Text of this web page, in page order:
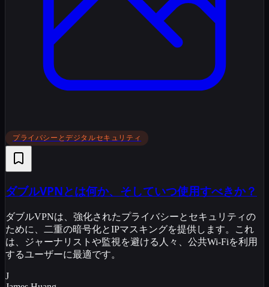
プライバシーとデジタルセキュリティ
ダブルVPNとは何か、そしていつ使用すべきか？
ダブルVPNは、強化されたプライバシーとセキュリティの
ために、二重の暗号化とIPマスキングを提供します。これ
は、ジャーナリストや監視を避ける人々、公共Wi-Fiを利用
するユーザーに最適です。
J